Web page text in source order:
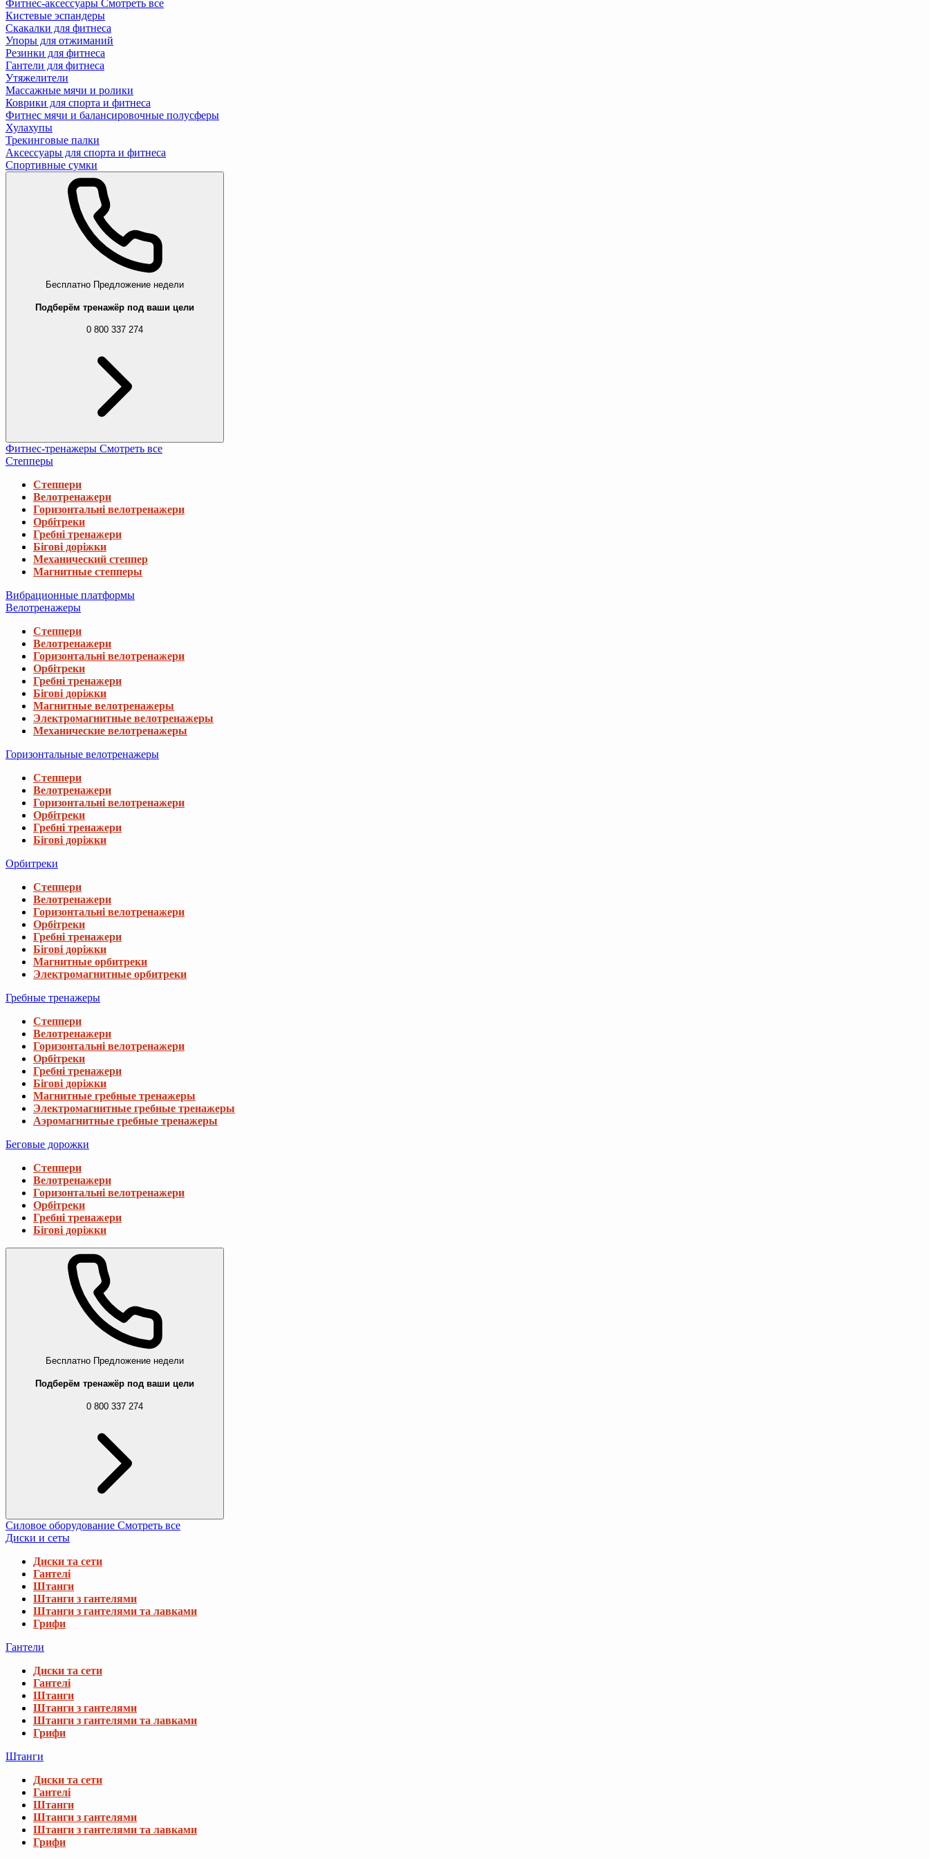
Фитнес-аксессуары Смотреть все
Кистевые эспандеры
Скакалки для фитнеса
Упоры для отжиманий
Резинки для фитнеса
Гантели для фитнеса
Утяжелители
Массажные мячи и ролики
Коврики для спорта и фитнеса
Фитнес мячи и балансировочные полусферы
Хулахупы
Трекинговые палки
Аксессуары для спорта и фитнеса
Спортивные сумки
Бесплатно Предложение недели
Подберём тренажёр под ваши цели
0 800 337 274
Фитнес-тренажеры Смотреть все
Степперы
Степпери
Велотренажери
Горизонтальні велотренажери
Орбітреки
Гребні тренажери
Бігові доріжки
Механический степпер
Магнитные степперы
Вибрационные платформы
Велотренажеры
Степпери
Велотренажери
Горизонтальні велотренажери
Орбітреки
Гребні тренажери
Бігові доріжки
Магнитные велотренажеры
Электромагнитные велотренажеры
Механические велотренажеры
Горизонтальные велотренажеры
Степпери
Велотренажери
Горизонтальні велотренажери
Орбітреки
Гребні тренажери
Бігові доріжки
Орбитреки
Степпери
Велотренажери
Горизонтальні велотренажери
Орбітреки
Гребні тренажери
Бігові доріжки
Магнитные орбитреки
Электромагнитные орбитреки
Гребные тренажеры
Степпери
Велотренажери
Горизонтальні велотренажери
Орбітреки
Гребні тренажери
Бігові доріжки
Магнитные гребные тренажеры
Электромагнитные гребные тренажеры
Аэромагнитные гребные тренажеры
Беговые дорожки
Степпери
Велотренажери
Горизонтальні велотренажери
Орбітреки
Гребні тренажери
Бігові доріжки
Бесплатно Предложение недели
Подберём тренажёр под ваши цели
0 800 337 274
Силовое оборудование Смотреть все
Диски и сеты
Диски та сети
Гантелі
Штанги
Штанги з гантелями
Штанги з гантелями та лавками
Грифи
Гантели
Диски та сети
Гантелі
Штанги
Штанги з гантелями
Штанги з гантелями та лавками
Грифи
Штанги
Диски та сети
Гантелі
Штанги
Штанги з гантелями
Штанги з гантелями та лавками
Грифи